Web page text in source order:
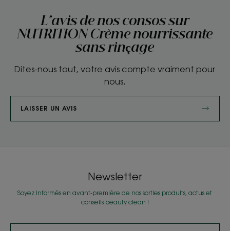
L'avis de nos consos sur
NUTRITION Crème nourrissante
sans rinçage
Dites-nous tout, votre avis compte vraiment pour
nous.
LAISSER UN AVIS
Newsletter
Soyez informés en avant-première de nos sorties produits, actus et
conseils beauty clean !